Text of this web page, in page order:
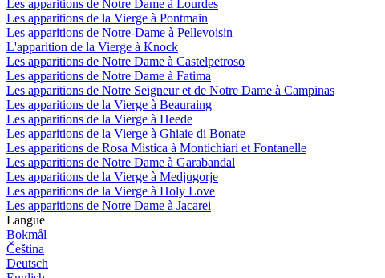
Les apparitions de Notre Dame à Lourdes
Les apparitions de la Vierge à Pontmain
Les apparitions de Notre-Dame à Pellevoisin
L'apparition de la Vierge à Knock
Les apparitions de Notre Dame à Castelpetroso
Les apparitions de Notre Dame à Fatima
Les apparitions de Notre Seigneur et de Notre Dame à Campinas
Les apparitions de la Vierge à Beauraing
Les apparitions de la Vierge à Heede
Les apparitions de la Vierge à Ghiaie di Bonate
Les apparitions de Rosa Mistica à Montichiari et Fontanelle
Les apparitions de Notre Dame à Garabandal
Les apparitions de la Vierge à Medjugorje
Les apparitions de la Vierge à Holy Love
Les apparitions de Notre Dame à Jacarei
Langue
Bokmål
Čeština
Deutsch